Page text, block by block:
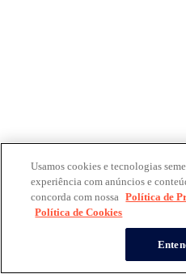
Usamos cookies e tecnologias
experiência com anúncios e
concorda com nossa Política de
Política de Cookies